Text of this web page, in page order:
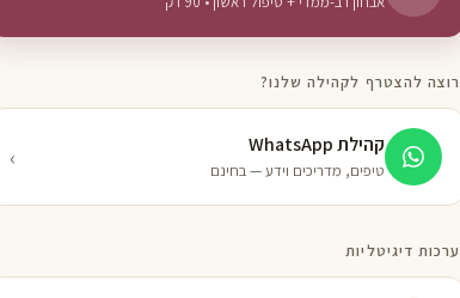
רוצה להצטרף לקהילה שלנו?
קהילת WhatsApp
טיפים, מדריכים וידע — בחינם ‹
ערכות דיגיטליות